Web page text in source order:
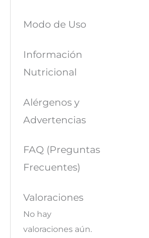
Modo de Uso
Información
Nutricional
Alérgenos y
Advertencias
FAQ (Preguntas
Frecuentes)
Valoraciones
No hay
valoraciones aún.